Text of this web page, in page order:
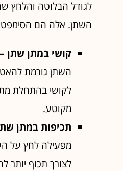
לגודל הבלוטה והלחץ
השתן. אלה הם
קושי במתן שתן –
השתן גורמת
לקושי בהתחלת
מקוטע.
תכיפות במתן
מפעילה לחץ על
לצורך תכוף יותר